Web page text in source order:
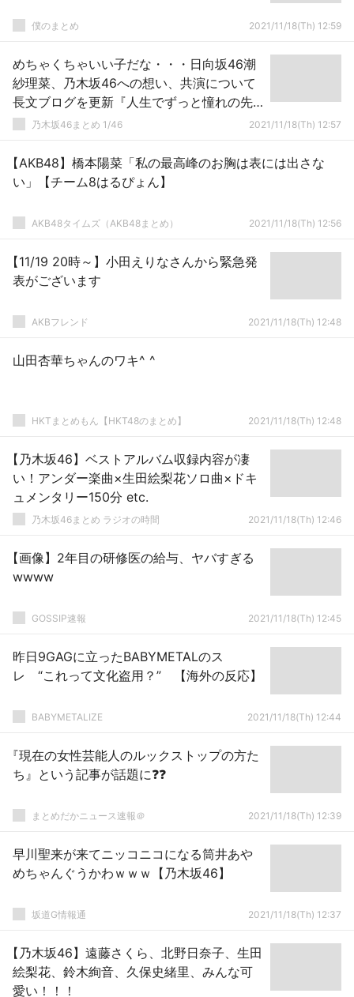
僕のまとめ 2021/11/18(Th) 12:59
めちゃくちゃいい子だな・・・日向坂46潮
紗理菜、乃木坂46への想い、共演について
長文ブログを更新『人生でずっと憧れの先
輩・・・』
乃木坂46まとめ 1/46 2021/11/18(Th) 12:57
【AKB48】橋本陽菜「私の最高峰のお胸は表には出さな
い」【チーム8はるぴょん】
AKB48タイムズ（AKB48まとめ） 2021/11/18(Th) 12:56
【11/19 20時～】小田えりなさんから緊急発
表がございます
AKBフレンド 2021/11/18(Th) 12:48
山田杏華ちゃんのワキ^ ^
HKTまとめもん【HKT48のまとめ】 2021/11/18(Th) 12:48
【乃木坂46】ベストアルバム収録内容が凄
い！アンダー楽曲×生田絵梨花ソロ曲×ドキ
ュメンタリー150分 etc.
乃木坂46まとめ ラジオの時間 2021/11/18(Th) 12:46
【画像】2年目の研修医の給与、ヤバすぎる
wwww
GOSSIP速報 2021/11/18(Th) 12:45
昨日9GAGに立ったBABYMETALのス
レ “これって文化盗用？” 【海外の反応】
BABYMETALIZE 2021/11/18(Th) 12:44
『現在の女性芸能人のルックストップの方た
ち』という記事が話題に❓❓
まとめだかニュース速報＠ 2021/11/18(Th) 12:39
早川聖来が来てニッコニコになる筒井あや
めちゃんぐうかわｗｗｗ【乃木坂46】
坂道G情報通 2021/11/18(Th) 12:37
【乃木坂46】遠藤さくら、北野日奈子、生田
絵梨花、鈴木絢音、久保史緒里、みんな可
愛い！！！